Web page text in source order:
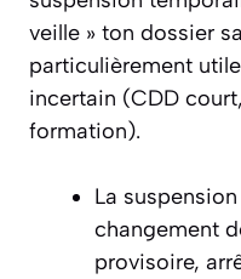
veille » ton dossier
particulièrement
incertain (CDD
formation).
La
changement
provisoire,